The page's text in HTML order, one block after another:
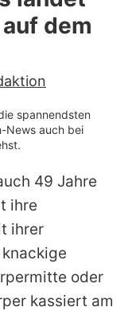
dem
spannendsten
News auch bei
49 Jahre
ihre
ihrer
oder
kassiert am